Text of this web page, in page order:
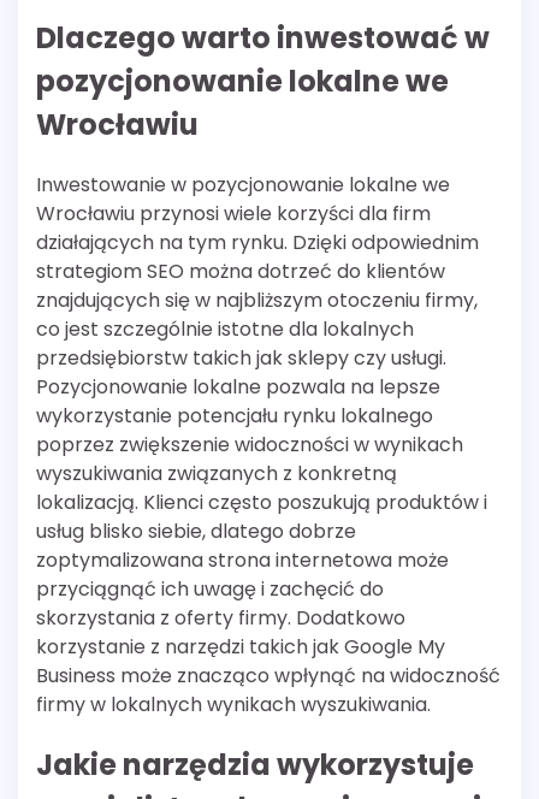
Dlaczego warto inwestować w
pozycjonowanie lokalne we
Wrocławiu
Inwestowanie w pozycjonowanie lokalne we
Wrocławiu przynosi wiele korzyści dla firm
działających na tym rynku. Dzięki odpowiednim
strategiom SEO można dotrzeć do klientów
znajdujących się w najbliższym otoczeniu firmy,
co jest szczególnie istotne dla lokalnych
przedsiębiorstw takich jak sklepy czy usługi.
Pozycjonowanie lokalne pozwala na lepsze
wykorzystanie potencjału rynku lokalnego
poprzez zwiększenie widoczności w wynikach
wyszukiwania związanych z konkretną
lokalizacją. Klienci często poszukują produktów i
usług blisko siebie, dlatego dobrze
zoptymalizowana strona internetowa może
przyciągnąć ich uwagę i zachęcić do
skorzystania z oferty firmy. Dodatkowo
korzystanie z narzędzi takich jak Google My
Business może znacząco wpłynąć na widoczność
firmy w lokalnych wynikach wyszukiwania.
Jakie narzędzia wykorzystuje